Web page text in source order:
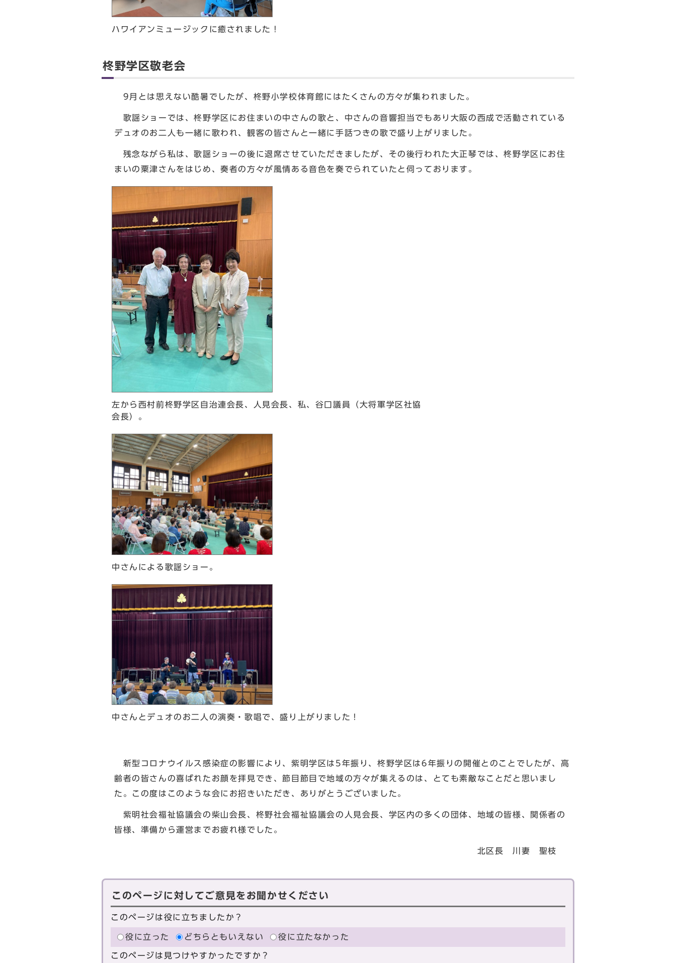
ハワイアンミュージックに癒されました！
柊野学区敬老会
9月とは思えない酷暑でしたが、柊野小学校体育館にはたくさんの方々が集われました。
歌謡ショーでは、柊野学区にお住まいの中さんの歌と、中さんの音響担当でもあり大阪の西成で活動されている
デュオのお二人も一緒に歌われ、観客の皆さんと一緒に手話つきの歌で盛り上がりました。
残念ながら私は、歌謡ショーの後に退席させていただきましたが、その後行われた大正琴では、柊野学区にお住
まいの粟津さんをはじめ、奏者の方々が風情ある音色を奏でられていたと伺っております。
左から西村前柊野学区自治連会長、人見会長、私、谷口議員（大将軍学区社協
会長）。
中さんによる歌謡ショー。
中さんとデュオのお二人の演奏・歌唱で、盛り上がりました！
新型コロナウイルス感染症の影響により、紫明学区は5年振り、柊野学区は6年振りの開催とのことでしたが、高
齢者の皆さんの喜ばれたお顔を拝見でき、節目節目で地域の方々が集えるのは、とても素敵なことだと思いまし
た。この度はこのような会にお招きいただき、ありがとうございました。
紫明社会福祉協議会の柴山会長、柊野社会福祉協議会の人見会長、学区内の多くの団体、地域の皆様、関係者の
皆様、準備から運営までお疲れ様でした。
北区長 川妻 聖枝
このページに対してご意見をお聞かせください
このページは役に立ちましたか？
役に立った どちらともいえない 役に立たなかった
このページは見つけやすかったですか？